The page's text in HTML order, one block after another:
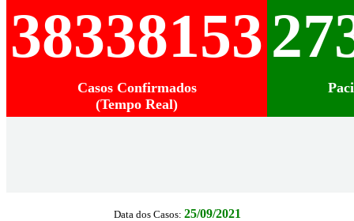
38338153
Casos Confirmados
(Tempo Real)
Data dos Casos: 25/09/2021